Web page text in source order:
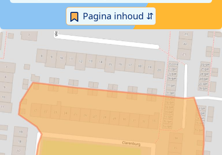
Pagina inhoud ⇵